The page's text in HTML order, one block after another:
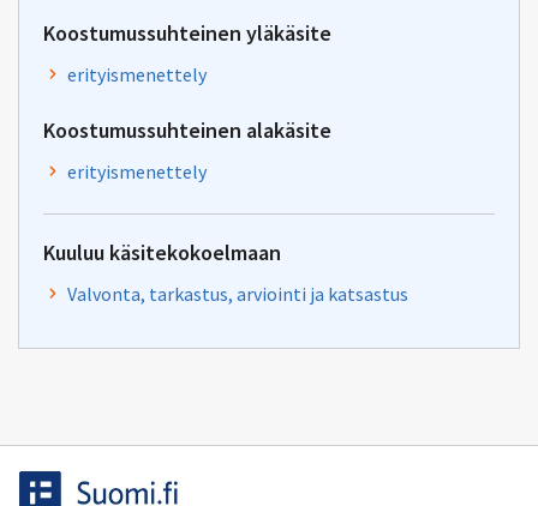
Koostumussuhteinen yläkäsite
erityismenettely
Koostumussuhteinen alakäsite
erityismenettely
Kuuluu käsitekokoelmaan
Valvonta, tarkastus, arviointi ja katsastus